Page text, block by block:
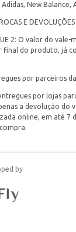
Adidas, New Balance,
E
2: O valor do
final do produto, já
por parceiros
por lojas
a devolução do
online, em até 7
by